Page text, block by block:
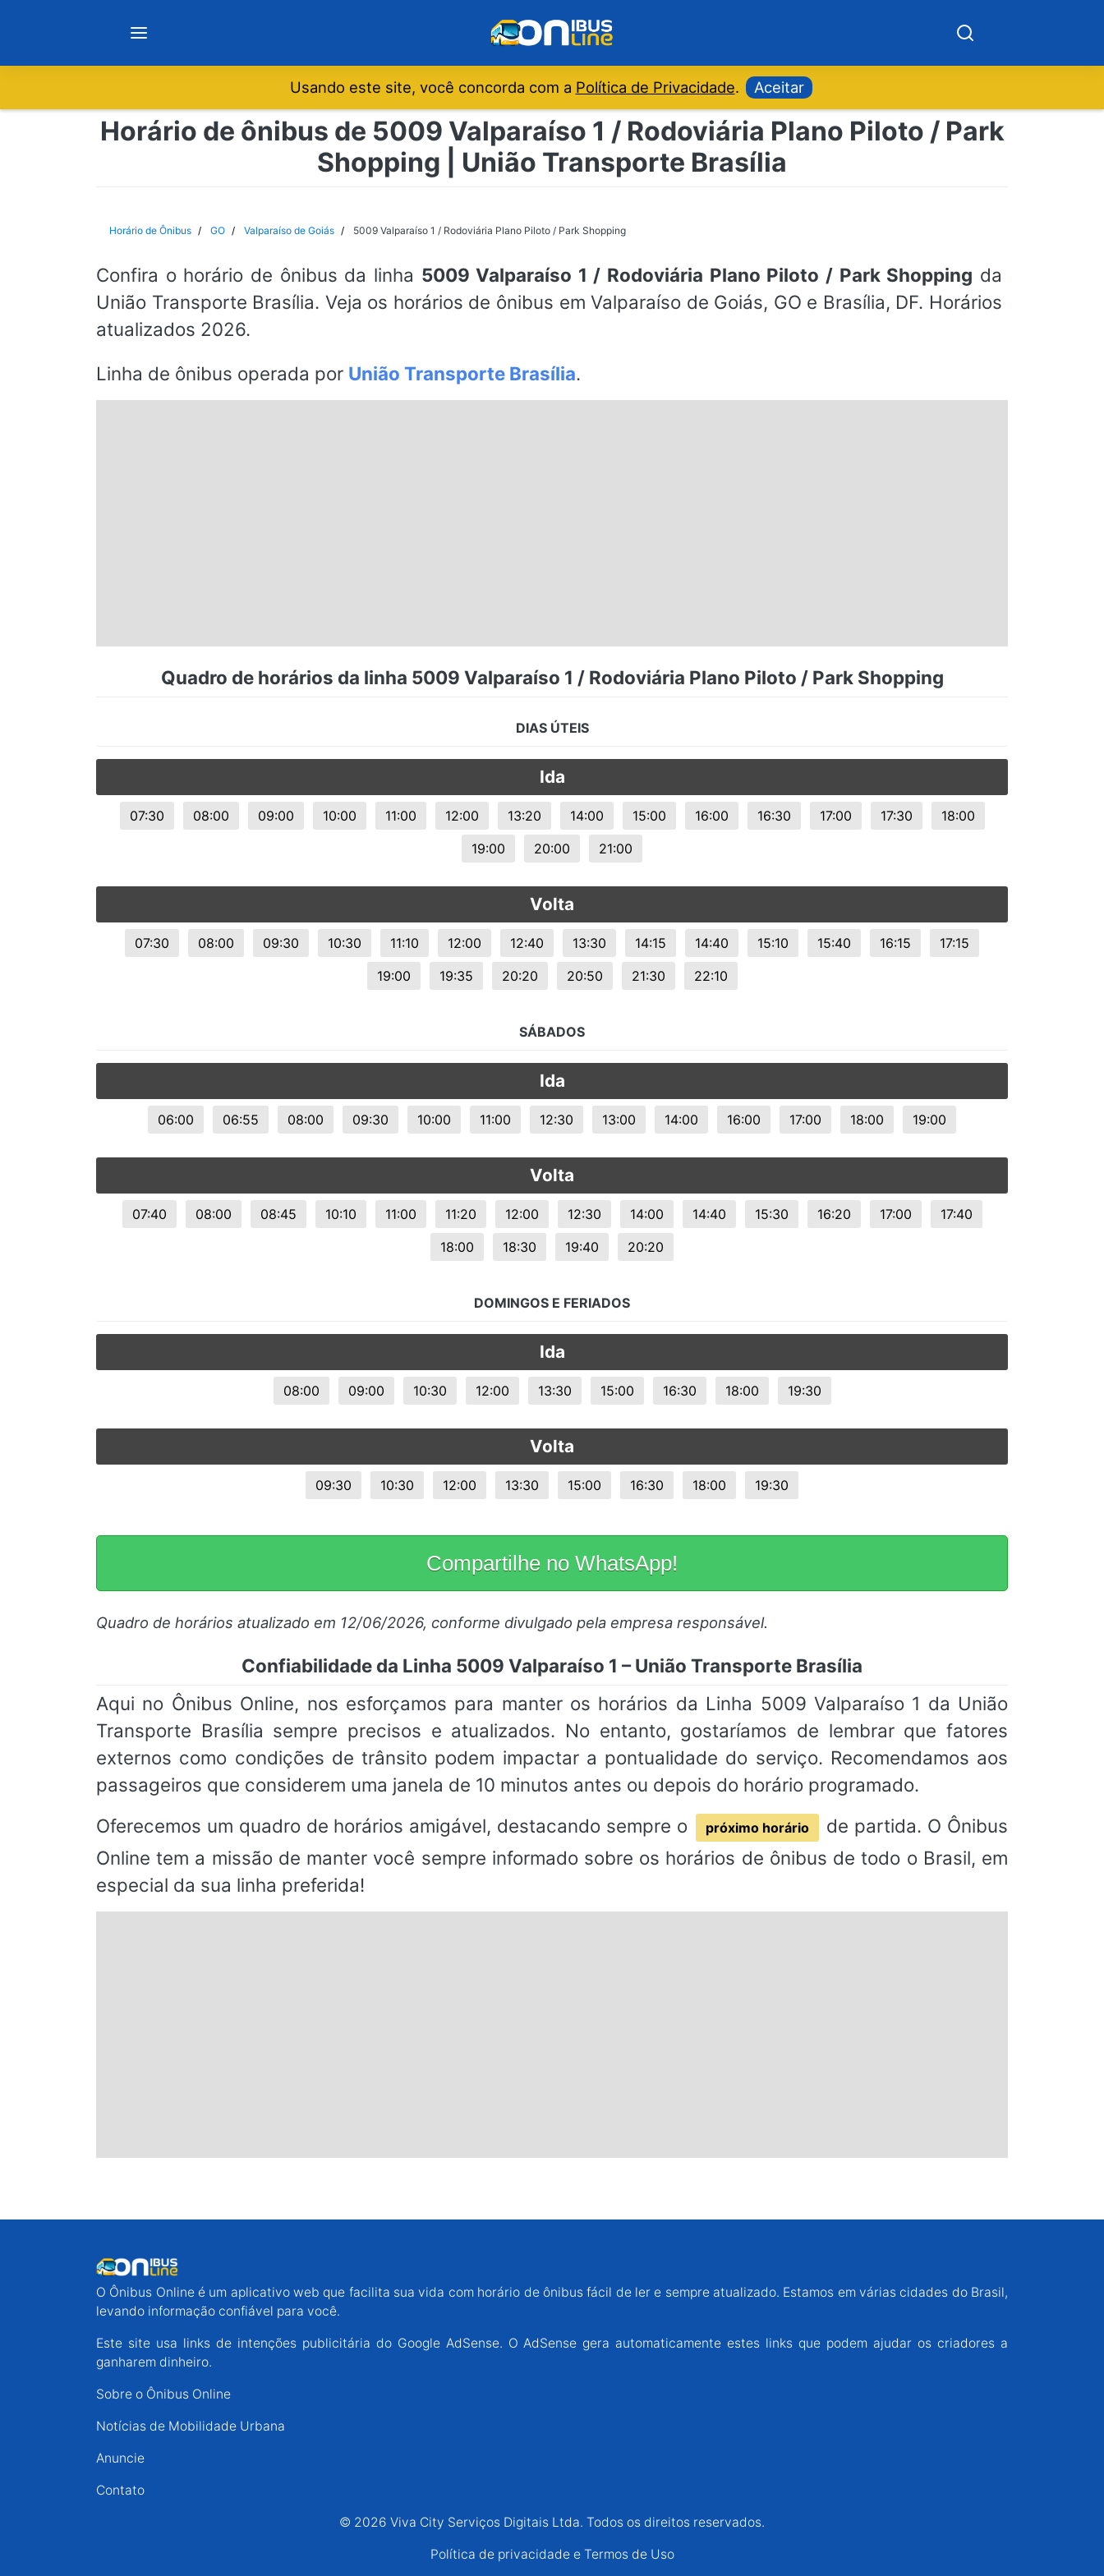
Notícias
São Paulo
Rio de Janeiro
Espírito Santo
Nordeste
Usando este site, você concorda com a Política de Privacidade. Aceitar
Horário de ônibus de 5009 Valparaíso 1 / Rodoviária Plano Piloto / Park
Shopping | União Transporte Brasília
Horário de Ônibus GO Valparaíso de Goiás 5009 Valparaíso 1 / Rodoviária Plano Piloto / Park Shopping
Confira o horário de ônibus da linha 5009 Valparaíso 1 / Rodoviária Plano Piloto / Park Shopping da
União Transporte Brasília. Veja os horários de ônibus em Valparaíso de Goiás, GO e Brasília, DF. Horários
atualizados 2026.
Linha de ônibus operada por União Transporte Brasília.
Quadro de horários da linha 5009 Valparaíso 1 / Rodoviária Plano Piloto / Park Shopping
DIAS ÚTEIS
Ida
07:30 08:00 09:00 10:00 11:00 12:00 13:20 14:00 15:00 16:00 16:30 17:00 17:30
18:00
19:00
20:00 21:00
Volta
07:30 08:00 09:30 10:30 11:10 12:00 12:40 13:30 14:15 14:40 15:10 15:40 16:15
17:15
19:00
19:35 20:20 20:50 21:30 22:10
SÁBADOS
Ida
06:00 06:55 08:00 09:30 10:00 11:00 12:30 13:00 14:00 16:00 17:00 18:00 19:00
Volta
07:40 08:00 08:45 10:10 11:00 11:20 12:00 12:30 14:00 14:40 15:30 16:20 17:00
17:40
18:00
18:30 19:40 20:20
DOMINGOS E FERIADOS
Ida
08:00 09:00 10:30 12:00 13:30 15:00 16:30 18:00 19:30
Volta
09:30 10:30 12:00 13:30 15:00 16:30 18:00 19:30
Compartilhe no WhatsApp!
Quadro de horários atualizado em 12/06/2026, conforme divulgado pela empresa responsável.
Confiabilidade da Linha 5009 Valparaíso 1 – União Transporte Brasília
Aqui no Ônibus Online, nos esforçamos para manter os horários da Linha 5009 Valparaíso 1 da União
Transporte Brasília sempre precisos e atualizados. No entanto, gostaríamos de lembrar que fatores
externos como condições de trânsito podem impactar a pontualidade do serviço. Recomendamos aos
passageiros que considerem uma janela de 10 minutos antes ou depois do horário programado.
Oferecemos um quadro de horários amigável, destacando sempre o
próximo horário
de partida. O Ônibus
Online tem a missão de manter você sempre informado sobre os horários de ônibus de todo o Brasil, em
especial da sua linha preferida!
O Ônibus Online é um aplicativo web que facilita sua vida com horário de ônibus fácil de ler e sempre atualizado. Estamos em várias cidades do Brasil,
levando informação confiável para você.
Este site usa links de intenções publicitária do Google AdSense. O AdSense gera automaticamente estes links que podem ajudar os criadores a
ganharem dinheiro.
Sobre o Ônibus Online
Notícias de Mobilidade Urbana
Anuncie
Contato
© 2026 Viva City Serviços Digitais Ltda. Todos os direitos reservados.
Política de privacidade e Termos de Uso